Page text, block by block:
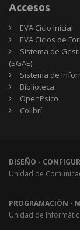
Accesos
EVA Ciclo Inicial
EVA Ciclos de
Sistema de
(SGAE)
Sistema de
Biblioteca
OpenPsico
Colibrí
DISEÑO -
Unidad de
PROGRAMACIÓN -
Unidad de